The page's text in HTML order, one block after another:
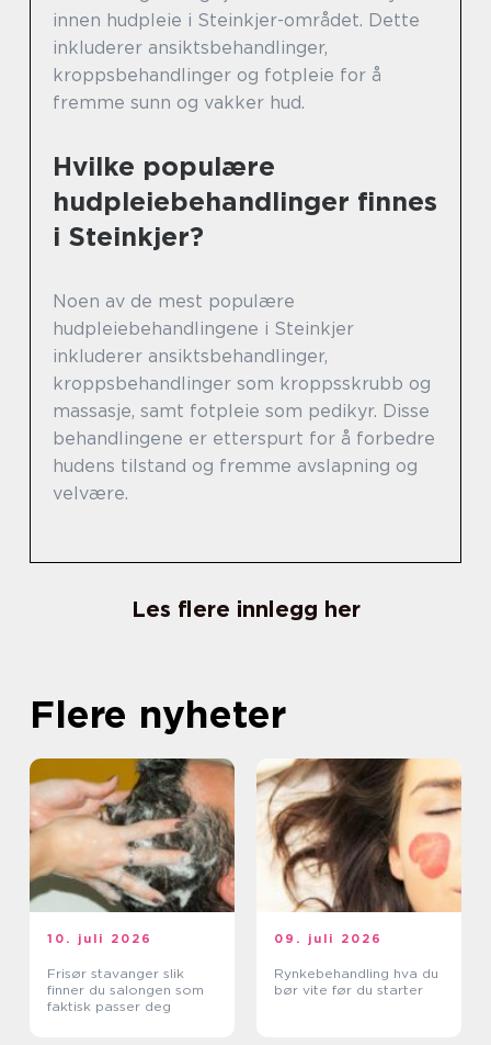
innen hudpleie i Steinkjer-området. Dette
inkluderer ansiktsbehandlinger,
kroppsbehandlinger og fotpleie for å
fremme sunn og vakker hud.
Hvilke populære
hudpleiebehandlinger finnes
i Steinkjer?
Noen av de mest populære
hudpleiebehandlingene i Steinkjer
inkluderer ansiktsbehandlinger,
kroppsbehandlinger som kroppsskrubb og
massasje, samt fotpleie som pedikyr. Disse
behandlingene er etterspurt for å forbedre
hudens tilstand og fremme avslapning og
velvære.
Les flere innlegg her
Flere nyheter
10. juli 2026
Frisør stavanger slik
finner du salongen som
faktisk passer deg
09. juli 2026
Rynkebehandling hva du
bør vite før du starter